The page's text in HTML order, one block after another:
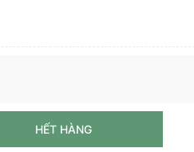
HẾT HÀNG